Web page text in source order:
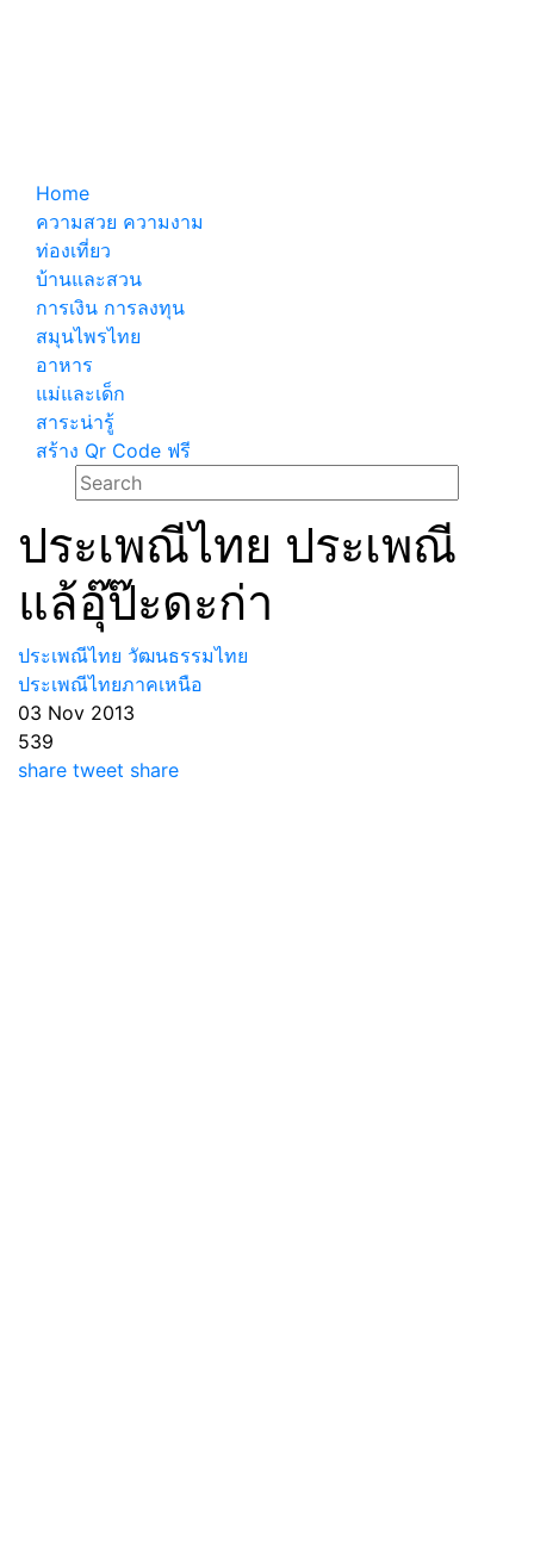
Home
ความสวย ความงาม
ท่องเที่ยว
บ้านและสวน
การเงิน การลงทุน
สมุนไพรไทย
อาหาร
แม่และเด็ก
สาระน่ารู้
สร้าง Qr Code ฟรี
ประเพณีไทย ประเพณี
แล้อุ๊ป๊ะดะก่า
ประเพณีไทย วัฒนธรรมไทย
ประเพณีไทยภาคเหนือ
03 Nov 2013
539
share tweet share